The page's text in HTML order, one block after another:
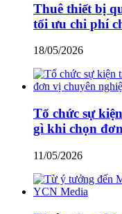
Thuê thiết bị
tối ưu chi phí
18/05/2026
Tổ chức sự
gì khi chọn
11/05/2026